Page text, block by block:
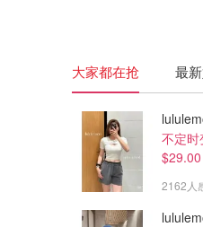
大家都在抢 最
不定
$29.00
2162人